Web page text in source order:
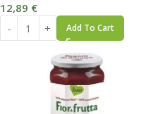
12,89 €
Add To Cart